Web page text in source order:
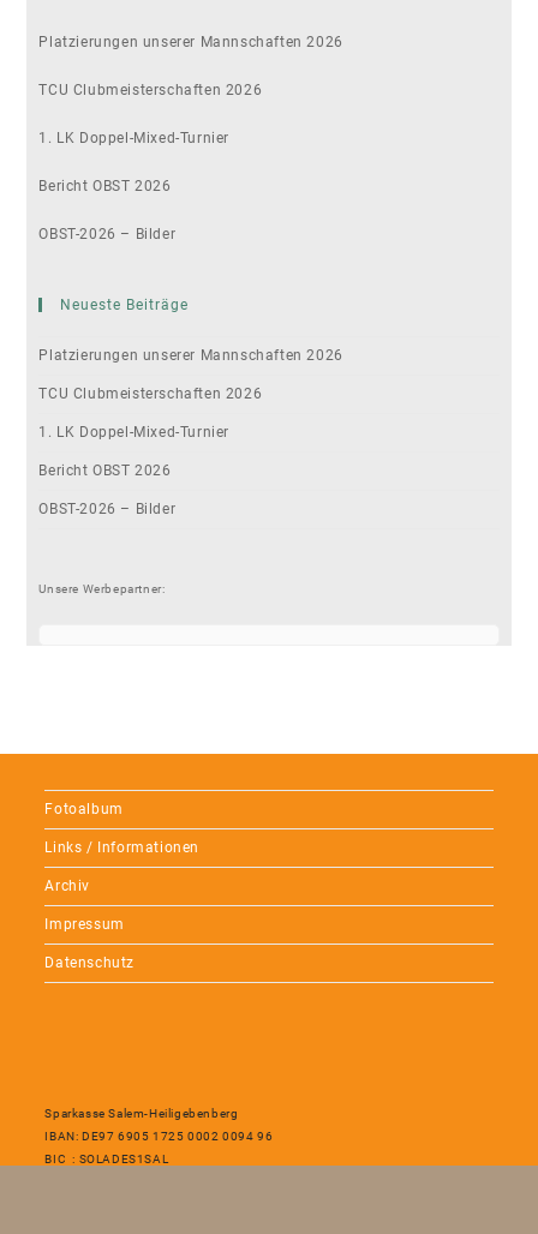
Platzierungen unserer Mannschaften 2026
TCU Clubmeisterschaften 2026
1. LK Doppel-Mixed-Turnier
Bericht OBST 2026
OBST-2026 – Bilder
Neueste Beiträge
Platzierungen unserer Mannschaften 2026
TCU Clubmeisterschaften 2026
1. LK Doppel-Mixed-Turnier
Bericht OBST 2026
OBST-2026 – Bilder
Unsere Werbepartner:
Fotoalbum
Links / Informationen
Archiv
Impressum
Datenschutz
Sparkasse Salem-Heiligebenberg
IBAN: DE97 6905 1725 0002 0094 96
BIC : SOLADES1SAL